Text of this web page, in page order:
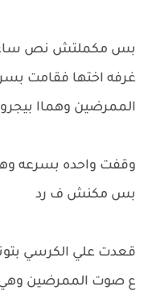
بس مكملتش نص
غرفه اختها فقامت
الممرضين وهماا بيجرو
وقفت واحده بسرعه
بس مكنش ف رد
قعدت علي الكرسي
ع صوت الممرضين وهي